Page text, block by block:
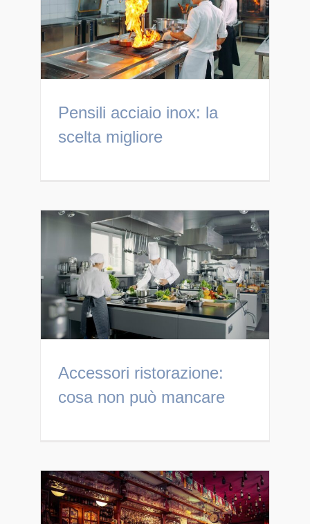
Pensili acciaio inox: la
scelta migliore
Accessori ristorazione:
cosa non può mancare